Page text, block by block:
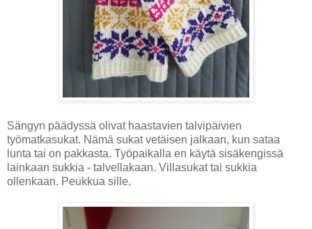
Sängyn päädyssä olivat haastavien talvipäivien
työmatkasukat. Nämä sukat vetäisen jalkaan, kun sataa
lunta tai on pakkasta. Työpaikalla en käytä sisäkengissä
lainkaan sukkia - talvellakaan. Villasukat tai sukkia
ollenkaan. Peukkua sille.